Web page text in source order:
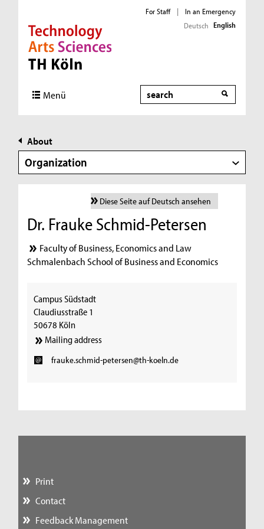
Direkt zur Hauptnavigation
Direkt zur Subnavigation
Direkt zum Inhalt
Direkt zum Fußbereich
For Staff |
In an Emergency
Deutsch English
Menü Search
About
Organization
Diese Seite auf Deutsch ansehen
Dr. Frauke Schmid-Petersen
Faculty of Business, Economics and Law
Schmalenbach School of Business and Economics
Campus Südstadt
Claudiusstraße 1
50678 Köln
Mailing address
frauke.schmid-petersen@th-koeln.de
Print
Contact
Feedback Management